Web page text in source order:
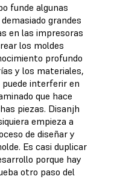
funde algunas
grandes
en las impresoras
los moldes
profundo
y los materiales,
puede interferir en
que hace
piezas. Disanjh
empieza a
de diseñar y
Es casi duplicar
porque hay
otro paso del